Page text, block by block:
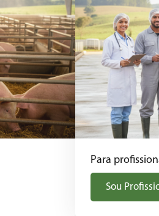
Para
Sou